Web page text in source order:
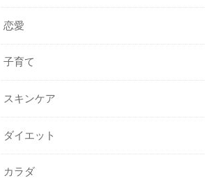
恋愛
子育て
スキンケア
ダイエット
カラダ